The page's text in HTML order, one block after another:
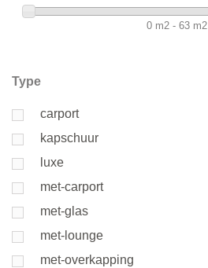
0 m2 - 63 m2
Type
carport
kapschuur
luxe
met-carport
met-glas
met-lounge
met-overkapping